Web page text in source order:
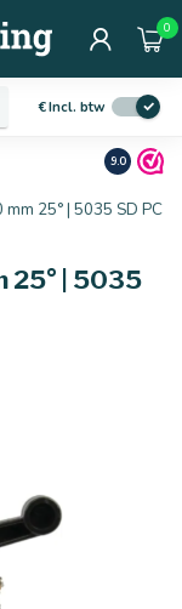
0
€Incl. btw
Ruim10
9.0
25° | 5035 SD PC
25° | 5035